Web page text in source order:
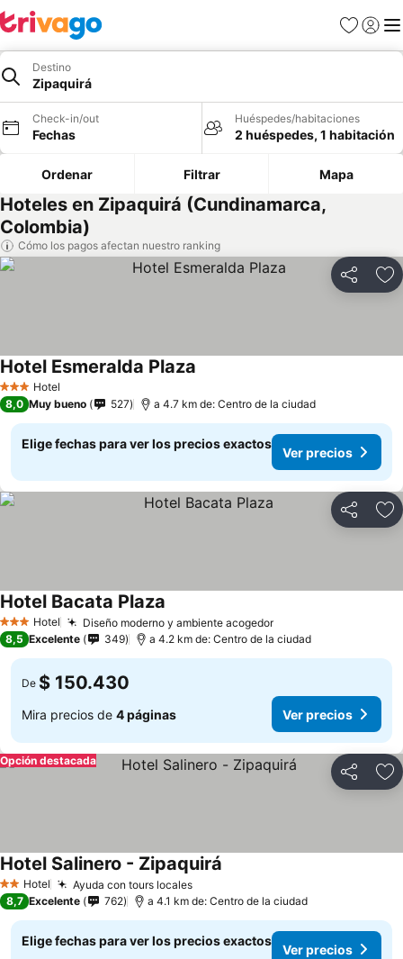
Favoritos
Iniciar
Destino
Zipaquirá
Check-in/out
Fechas
Huéspedes/habitaciones
2 huéspedes, 1 habitación
Ordenar Filtrar Mapa
Hoteles en Zipaquirá (Cundinamarca,
Colombia)
Cómo los pagos afectan nuestro ranking
Compartir
3 Estrellas
Hotel
Hotel Esmeralda Plaza
8,0 Muy bueno 527 a 4.7 km de: Centro de la ciudad
Elige fechas para ver los precios exactos
Ver precios
Compartir
3 Estrellas
Hotel Diseño moderno y ambiente acogedorVer precios
Hotel Bacata Plaza
8,5 Excelente 349 a 4.2 km de: Centro de la ciudad
De $ 150.430
Mira precios de 4 páginas Ver precios
Compartir
Opción destacada
2 Estrellas
Hotel Ayuda con tours localesVer precios
Hotel Salinero - Zipaquirá
8,7 Excelente 762 a 4.1 km de: Centro de la ciudad
Elige fechas para ver los precios exactos
Ver precios